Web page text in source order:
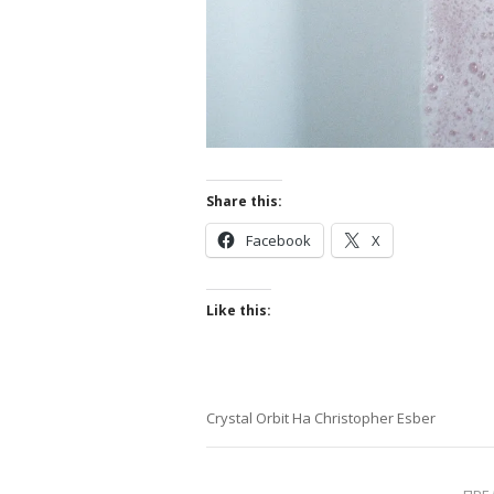
Share this:
Facebook X
Like this:
Crystal Orbit На Christopher Esber